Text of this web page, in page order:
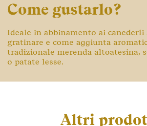
Come gustarlo?
Ideale in abbinamento ai canederli
gratinare e come aggiunta
tradizionale merenda altoatesina,
o patate lesse.
Altri